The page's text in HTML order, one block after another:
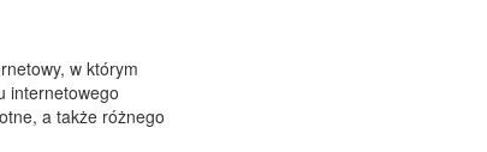
w którym
internetowego
a także różnego